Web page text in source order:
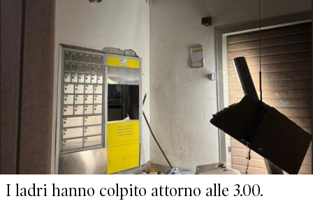
I ladri hanno colpito attorno alle 3.00.